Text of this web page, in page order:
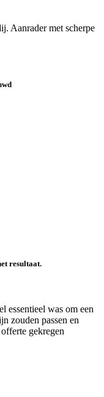
Aanrader met scherpe
resultaat.
essentieel was om een
zouden passen en
gekregen